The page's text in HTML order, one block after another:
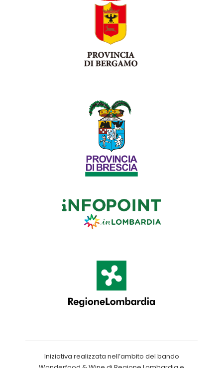
Iniziativa realizzata nell’ambito del bando